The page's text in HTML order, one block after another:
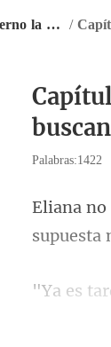
El cielo la mandó, el infierno la obedeció /
Palabras:1422
supuesta